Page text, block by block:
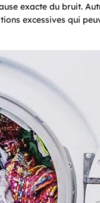
exacte du bruit.
excessives qui